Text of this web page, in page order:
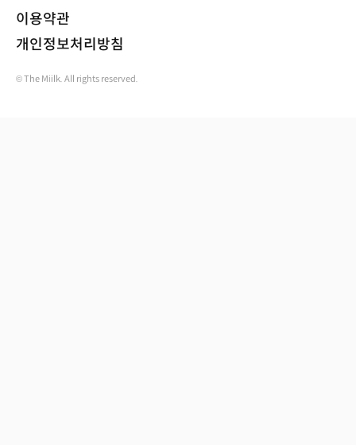
이용약관
개인정보처리방침
© The Miilk. All rights reserved.